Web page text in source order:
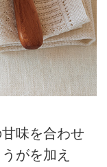
味を合わせ
がを加え